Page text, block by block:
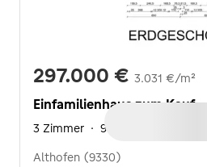
297.000 € 3.031 €/m²
Einfamilienhaus zum Kauf
3 Zimmer · 98 m²
Althofen (9330)